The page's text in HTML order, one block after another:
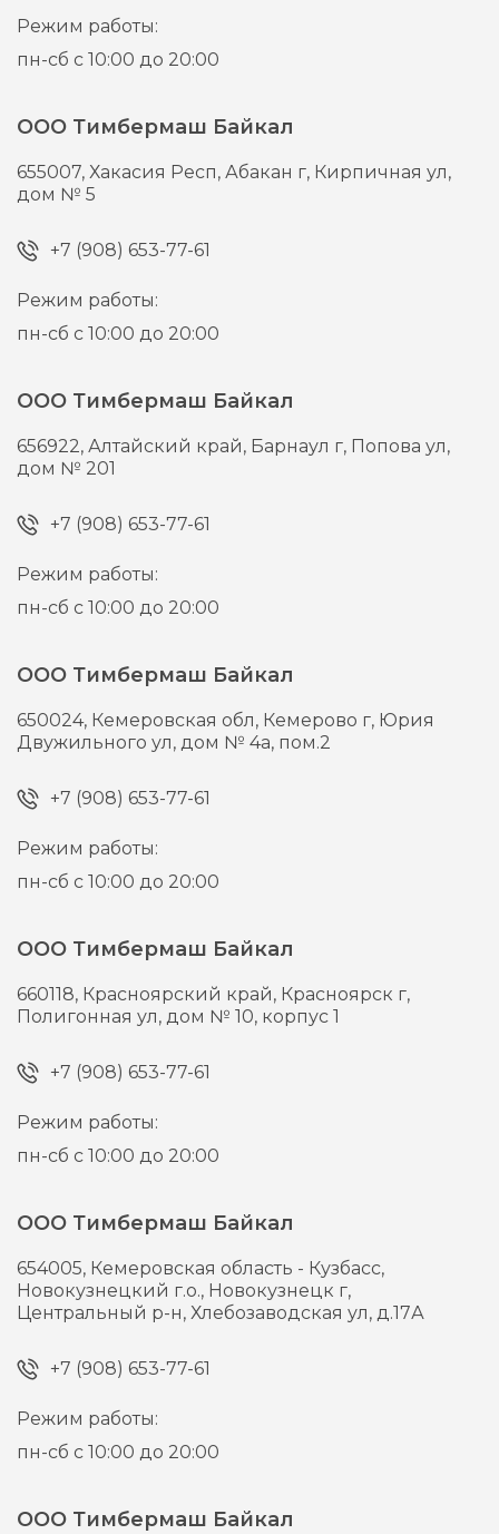
Режим работы:
пн-сб с 10:00 до 20:00
ООО Тимбермаш Байкал
655007,Хакасия Респ, Абакан г, Кирпичная ул,
дом № 5
+7 (908) 653-77-61
Режим работы:
пн-сб с 10:00 до 20:00
ООО Тимбермаш Байкал
656922,Алтайский край, Барнаул г, Попова ул,
дом № 201
+7 (908) 653-77-61
Режим работы:
пн-сб с 10:00 до 20:00
ООО Тимбермаш Байкал
650024, Кемеровская обл, Кемерово г, Юрия
Двужильного ул, дом № 4а, пом.2
+7 (908) 653-77-61
Режим работы:
пн-сб с 10:00 до 20:00
ООО Тимбермаш Байкал
660118, Красноярский край, Красноярск г,
Полигонная ул, дом № 10, корпус 1
+7 (908) 653-77-61
Режим работы:
пн-сб с 10:00 до 20:00
ООО Тимбермаш Байкал
654005, Кемеровская область - Кузбасс,
Новокузнецкий г.о., Новокузнецк г,
Центральный р-н, Хлебозаводская ул, д.17А
+7 (908) 653-77-61
Режим работы:
пн-сб с 10:00 до 20:00
ООО Тимбермаш Байкал